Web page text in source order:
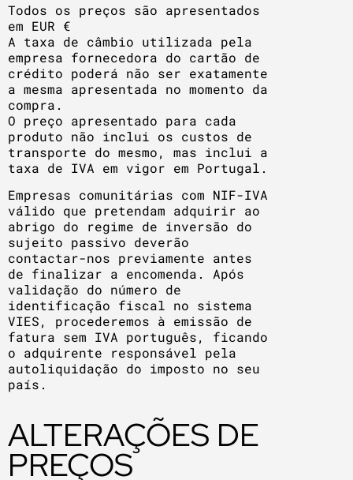
Todos os preços são apresentados
em EUR €
A taxa de câmbio utilizada pela
empresa fornecedora do cartão de
crédito poderá não ser exatamente
a mesma apresentada no momento da
compra.
O preço apresentado para cada
produto não inclui os custos de
transporte do mesmo, mas inclui a
taxa de IVA em vigor em Portugal.
Empresas comunitárias com NIF-IVA
válido que pretendam adquirir ao
abrigo do regime de inversão do
sujeito passivo deverão
contactar-nos previamente antes
de finalizar a encomenda. Após
validação do número de
identificação fiscal no sistema
VIES, procederemos à emissão de
fatura sem IVA português, ficando
o adquirente responsável pela
autoliquidação do imposto no seu
país.
ALTERAÇÕES DE
PREÇOS